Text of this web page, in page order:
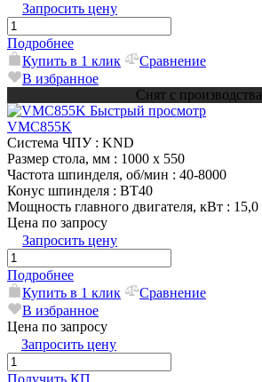
Запросить цену
Подробнее
Купить в 1 клик
Сравнение
В избранное
Снят с производства
Быстрый просмотр
VMC855K
Система ЧПУ: KND
Размер стола, мм : 1000 x 550
Частота шпинделя, об/мин : 40-8000
Конус шпинделя : BT40
Мощность главного двигателя, кВт : 15,0
Цена по запросу
Запросить цену
Подробнее
Купить в 1 клик
Сравнение
В избранное
Цена по запросу
Запросить цену